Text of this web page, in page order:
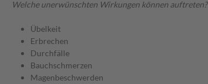
Welche unerwünschten Wirkungen können auftreten?
Übelkeit
Erbrechen
Durchfälle
Bauchschmerzen
Magenbeschwerden